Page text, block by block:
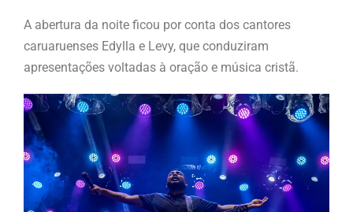
A abertura da noite ficou por conta dos cantores
caruaruenses Edylla e Levy, que conduziram
apresentações voltadas à oração e música cristã.